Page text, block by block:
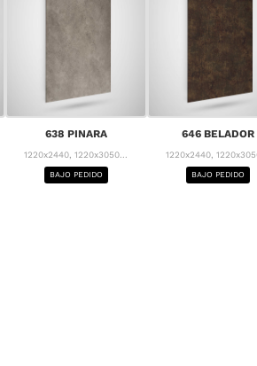
638 PINARA
1220x2440, 1220x3050...
BAJO PEDIDO
646 BELADOR
1220x2440,
BAJO PEDIDO